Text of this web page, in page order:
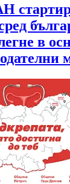
в